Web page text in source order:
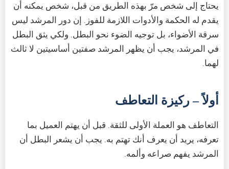
يحتاج إلى شخص مرّ بهذه الطريق من قبل، شخص يمكنه أن
يقدم له الحكمة والأدوات اللازمة للفوز. إن دور المرشد ليس
سرقة الأضواء، بل توجيه الضوء نحو البطل. ولكي يثق البطل
في المرشد، يجب أن يظهر المرشد صفتين أساسيتين لا ثالث
لهما.
أولاً – ركيزة التعاطف
التعاطف هو العملة الأولى للثقة. قبل أن يهتم العميل بما
تعرفه، يريد أن يعرف أنك تهتم به. يجب أن يشعر البطل أن
المرشد يفهم صراعه وألمه.